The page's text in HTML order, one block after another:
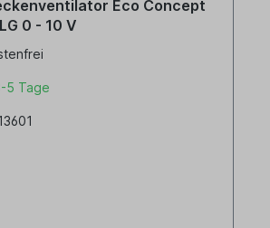
Eco Concept
0 - 10 V
5 Tage